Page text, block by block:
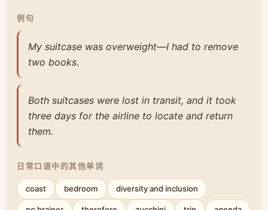
例句
My suitcase was overweight—I had to remove
two books.
Both suitcases were lost in transit, and it took
three days for the airline to locate and return
them.
日常口语中的其他单词
coast bedroom diversity and inclusion